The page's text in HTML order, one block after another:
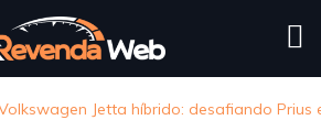
Jetta híbrido: desafiando Prius